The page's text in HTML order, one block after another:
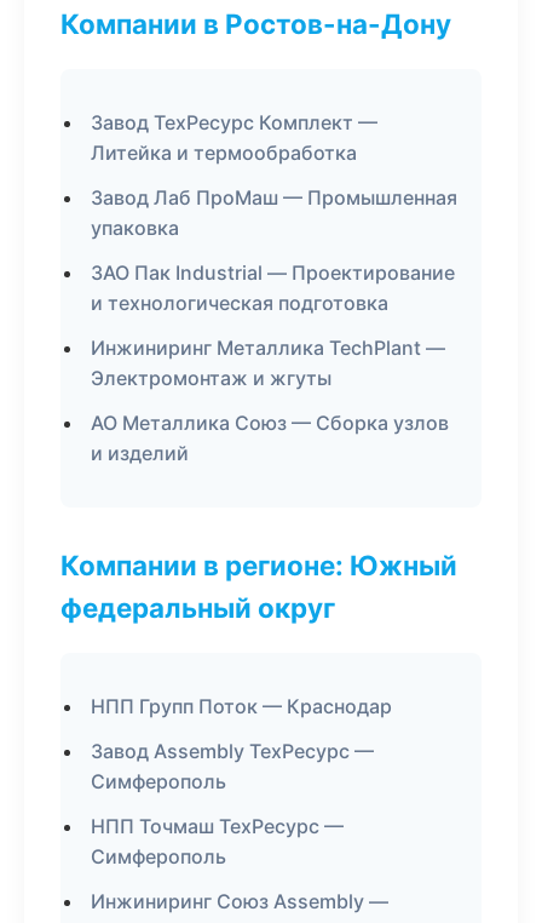
Компании в Ростов-на-Дону
Завод ТехРесурс Комплект —
Литейка и термообработка
Завод Лаб ПроМаш — Промышленная
упаковка
ЗАО Пак Industrial — Проектирование
и технологическая подготовка
Инжиниринг Металлика TechPlant —
Электромонтаж и жгуты
АО Металлика Союз — Сборка узлов
и изделий
Компании в регионе: Южный
федеральный округ
НПП Групп Поток — Краснодар
Завод Assembly ТехРесурс —
Симферополь
НПП Точмаш ТехРесурс —
Симферополь
Инжиниринг Союз Assembly —